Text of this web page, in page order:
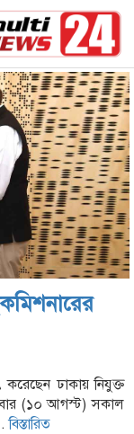
দাখিল
করেছেন ঢাকায় নিযুক্ত
(১০ আগস্ট) সকাল
বিস্তারিত